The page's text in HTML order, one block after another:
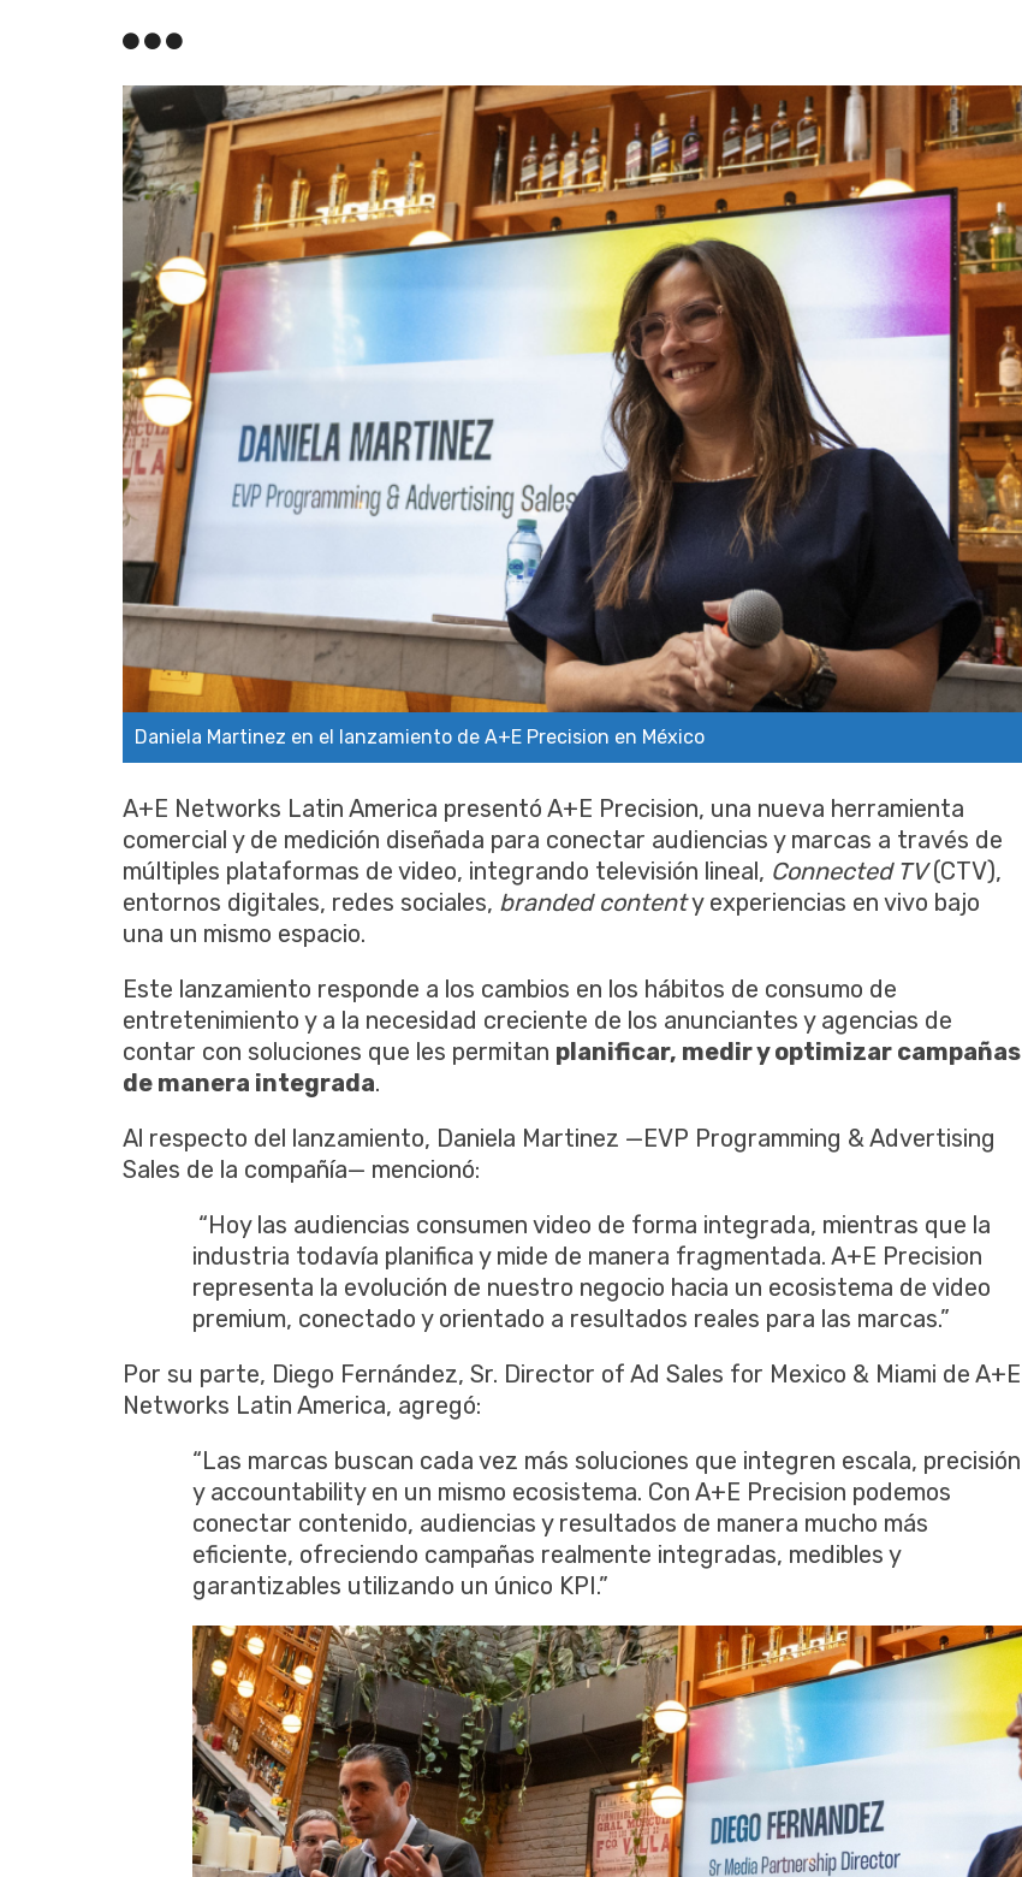
Daniela Martinez en el lanzamiento de A+E Precision en México
A+E Networks Latin America presentó A+E Precision, una nueva herramienta
comercial y de medición diseñada para conectar audiencias y marcas a través de
múltiples plataformas de video, integrando televisión lineal, Connected TV(CTV),
entornos digitales, redes sociales, branded contenty experiencias en vivo bajo
una un mismo espacio.
Este lanzamiento responde a los cambios en los hábitos de consumo de
entretenimiento y a la necesidad creciente de los anunciantes y agencias de
contar con soluciones que les permitan planificar, medir y optimizar campañas
de manera integrada.
Al respecto del lanzamiento, Daniela Martinez —EVP Programming & Advertising
Sales de la compañía— mencionó:
“Hoy las audiencias consumen video de forma integrada, mientras que la
industria todavía planifica y mide de manera fragmentada. A+E Precision
representa la evolución de nuestro negocio hacia un ecosistema de video
premium, conectado y orientado a resultados reales para las marcas.”
Por su parte, Diego Fernández, Sr. Director of Ad Sales for Mexico & Miami de A+E
Networks Latin America, agregó:
“Las marcas buscan cada vez más soluciones que integren escala, precisión
y accountability en un mismo ecosistema. Con A+E Precision podemos
conectar contenido, audiencias y resultados de manera mucho más
eficiente, ofreciendo campañas realmente integradas, medibles y
garantizables utilizando un único KPI.”